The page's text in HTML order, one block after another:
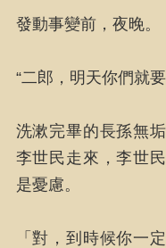
發動事變前，夜晚。
“二郎，明天你們就
洗漱完畢的長孫無
李世民走來，李世
是憂慮。
「對，到時候你一